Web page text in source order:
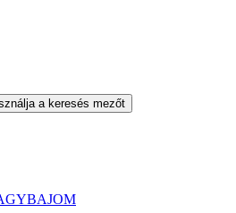
a keresés mezőt